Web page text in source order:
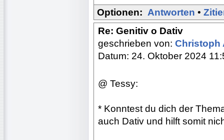
Optionen: Antworten •
Re: Genitiv o Dativ
geschrieben von: Christoph
Datum: 24. Oktober 2024
@ Tessy:
* Konntest du dich der
auch Dativ und hilft somit